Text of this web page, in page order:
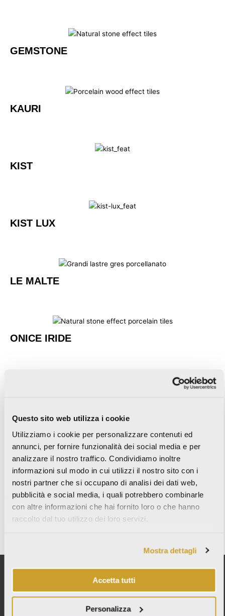
Questo sito web utilizza i cookie
Utilizziamo i cookie per personalizzare contenuti ed
annunci, per fornire funzionalità dei social media e per
analizzare il nostro traffico. Condividiamo inoltre
informazioni sul modo in cui utilizzi il nostro sito con i
nostri partner che si occupano di analisi dei dati web,
pubblicità e social media, i quali potrebbero combinarle
con altre informazioni che hai fornito loro o che hanno
raccolto dal tuo utilizzo dei loro servizi.
Mostra dettagli
Accetta tutti
Personalizza
GEMSTONE
KAURI
KIST
KIST LUX
LE MALTE
ONICE IRIDE
SMALL
WABI SABI
ITALCER S.p.A. SB – LA FABBRICA AVA